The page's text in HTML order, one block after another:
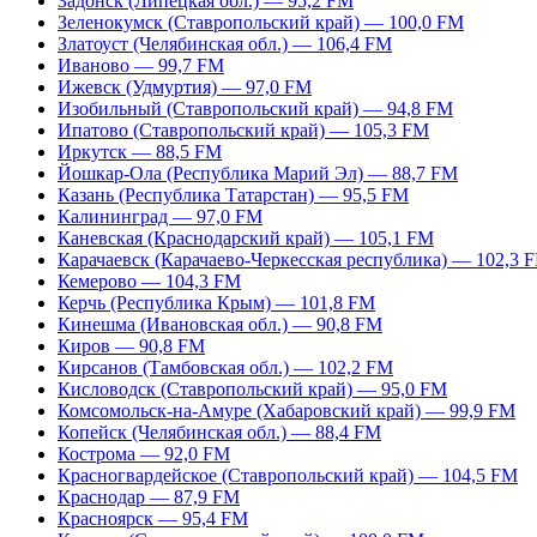
Зеленокумск (Ставропольский край) — 100,0 FM
Златоуст (Челябинская обл.) — 106,4 FM
Иваново — 99,7 FM
Ижевск (Удмуртия) — 97,0 FM
Изобильный (Ставропольский край) — 94,8 FM
Ипатово (Ставропольский край) — 105,3 FM
Иркутск — 88,5 FM
Йошкар-Ола (Республика Марий Эл) — 88,7 FM
Казань (Республика Татарстан) — 95,5 FM
Калининград — 97,0 FM
Каневская (Краснодарский край) — 105,1 FM
Карачаевск (Карачаево-Черкесская республика) — 102,3
Кемерово — 104,3 FM
Керчь (Республика Крым) — 101,8 FM
Кинешма (Ивановская обл.) — 90,8 FM
Киров — 90,8 FM
Кирсанов (Тамбовская обл.) — 102,2 FM
Кисловодск (Ставропольский край) — 95,0 FM
Комсомольск-на-Амуре (Хабаровский край) — 99,9 FM
Копейск (Челябинская обл.) — 88,4 FM
Кострома — 92,0 FM
Красногвардейское (Ставропольский край) — 104,5 FM
Краснодар — 87,9 FM
Красноярск — 95,4 FM